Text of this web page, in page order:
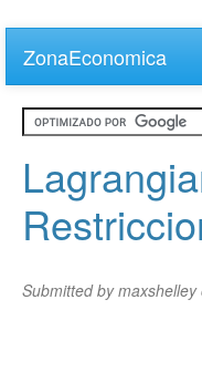
main
content
ZonaEconomica
Submitted bymaxshelley